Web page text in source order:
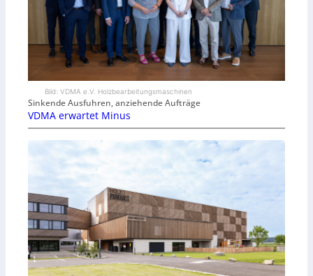
Bild: VDMA e.V. Holzbearbeitungsmaschinen
Sinkende Ausfuhren, anziehende Aufträge
VDMA erwartet Minus